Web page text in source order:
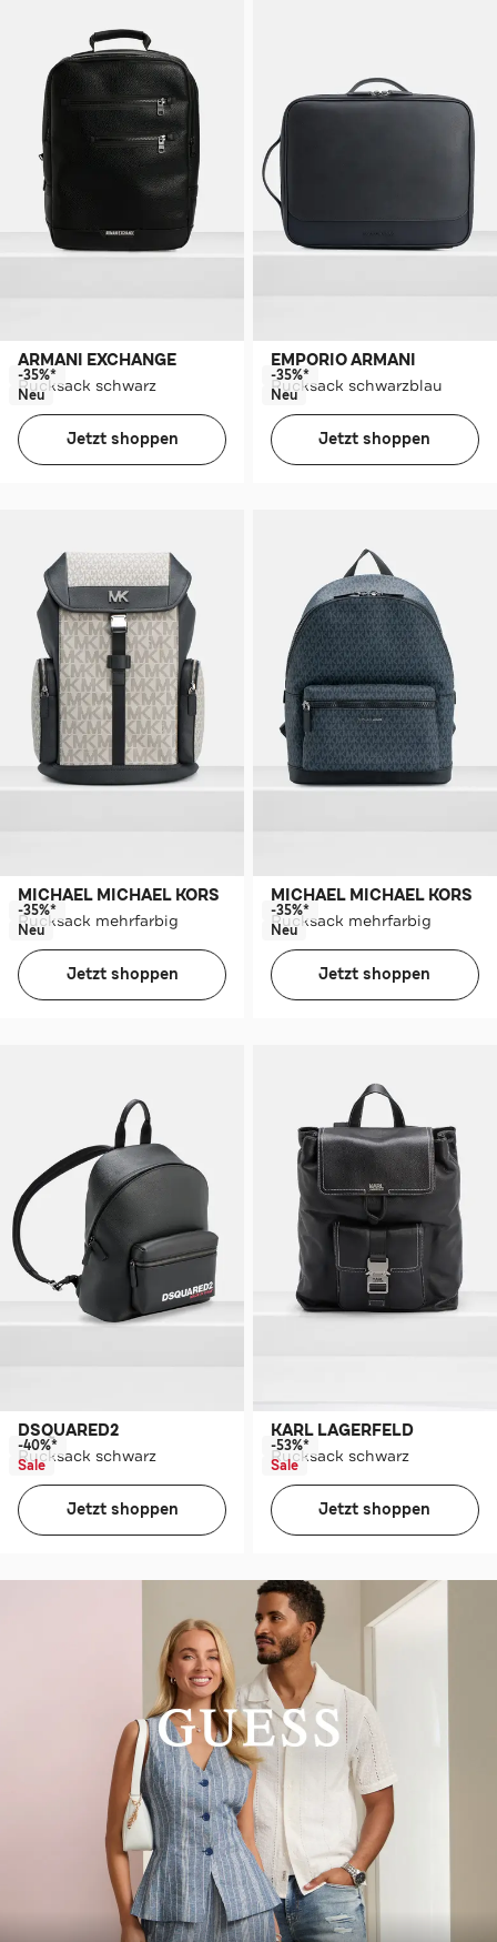
ARMANI EXCHANGE
Rucksack schwarz
-35%*
Neu
Jetzt shoppen
EMPORIO ARMANI
Rucksack schwarzblau
-35%*
Neu
Jetzt shoppen
MICHAEL MICHAEL KORS
Rucksack mehrfarbig
-35%*
Neu
Jetzt shoppen
MICHAEL MICHAEL KORS
Rucksack mehrfarbig
-35%*
Neu
Jetzt shoppen
DSQUARED2
Rucksack schwarz
-40%*
Sale
Jetzt shoppen
KARL LAGERFELD
Rucksack schwarz
-53%*
Sale
Jetzt shoppen